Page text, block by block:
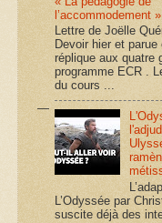
l’accommodement »
Lettre de Joëlle
Devoir hier et
réplique aux quatre
programme ECR .
du cours ...
L’Odyssée par
suscite déjà des